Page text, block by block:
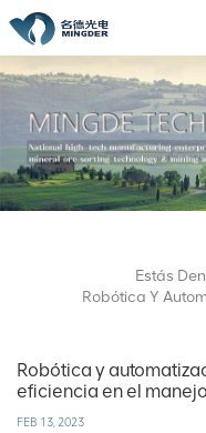
Estás
Robótica y
eficiencia en el
FEB 13, 2023